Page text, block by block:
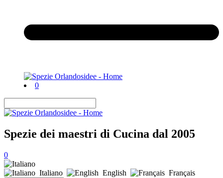
0
Spezie dei maestri di Cucina dal 2005
0
Italiano English Français